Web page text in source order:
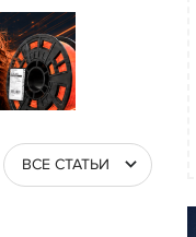
ВСЕ СТАТЬИ